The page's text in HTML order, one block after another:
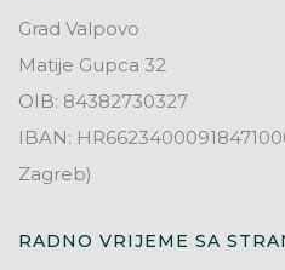
Grad Valpovo
Matije Gupca 32
OIB: 84382730327
IBAN:
Zagreb)
RADNO VRIJEME SA